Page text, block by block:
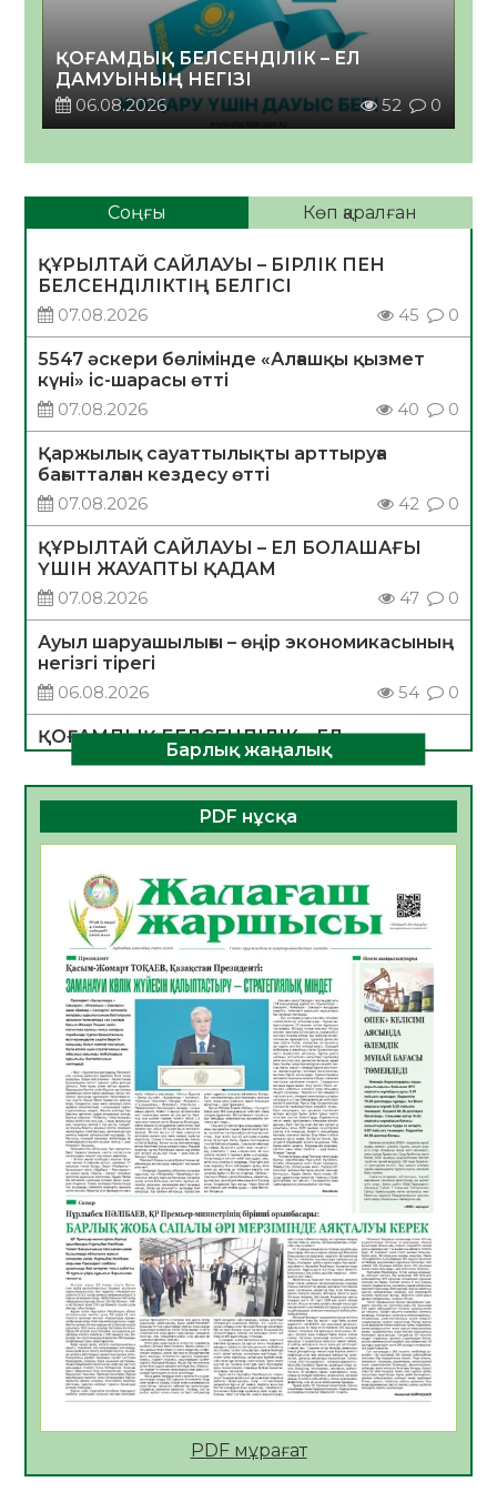
ҚОҒАМДЫҚ БЕЛСЕНДІЛІК – ЕЛ
ДАМУЫНЫҢ НЕГІЗІ
06.08.2026
52 0
Соңғы Көп қаралған
ҚҰРЫЛТАЙ САЙЛАУЫ – БІРЛІК ПЕН
БЕЛСЕНДІЛІКТІҢ БЕЛГІСІ
07.08.2026
45 0
5547 әскери бөлімінде «Алғашқы қызмет
күні» іс-шарасы өтті
07.08.2026
40 0
Қаржылық сауаттылықты арттыруға
бағытталған кездесу өтті
07.08.2026
42 0
ҚҰРЫЛТАЙ САЙЛАУЫ – ЕЛ БОЛАШАҒЫ
ҮШІН ЖАУАПТЫ ҚАДАМ
07.08.2026
47 0
Ауыл шаруашылығы – өңір экономикасының
негізгі тірегі
06.08.2026
54 0
ҚОҒАМДЫҚ БЕЛСЕНДІЛІК – ЕЛ
ДАМУЫНЫҢ НЕГІЗІ
06.08.2026
52 0
ҚҰРЫЛТАЙ САЙЛАУЫ – БОЛАШАҚҚА
БАСТАР ЖАУАПТЫ ТАҢДАУ
06.08.2026
Инфекциялық ауруларға қарсы иммундау
жұмыстарының тиімділігі
06.08.2026
56
Көкжөтел ауруы туралы
06.08.2026
54
АПВ вакцинасы туралы мәлімет
06.08.2026
54
Open Air: Қызылорда облысы полиция
департаменті 20 мыңнан астам
көрерменнің қауіпсіздігін қамтамасыз етті
06.08.2026
65
ҚЫЗЫЛОРДАДА «САНАЛЫ ҰРПАҚ –
ЖАРҚЫН БОЛАШАҚ» АТТЫ КЕҢЕЙТІЛГЕН
МӘЖІЛІС ӨТТІ
05.08.2026
66
Қазақстан Орталық Азиядағы көшуге ең
Барлық жаңалық
PDF нұсқа
PDF мұрағат